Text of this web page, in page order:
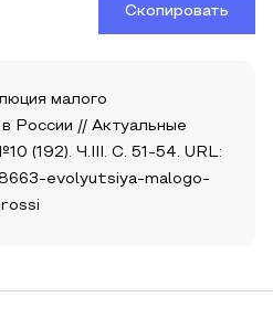
Скопировать
малого
России // Актуальные
(192). Ч.III. С. 51-54. URL:
evolyutsiya-malogo-